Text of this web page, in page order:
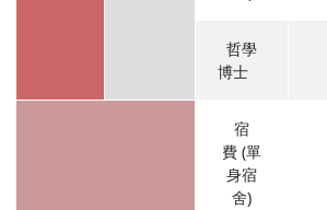
哲學
博士
宿
費 (單
身宿
舍)